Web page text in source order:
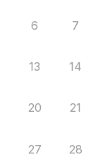
6 7
13 14
20 21
27 28